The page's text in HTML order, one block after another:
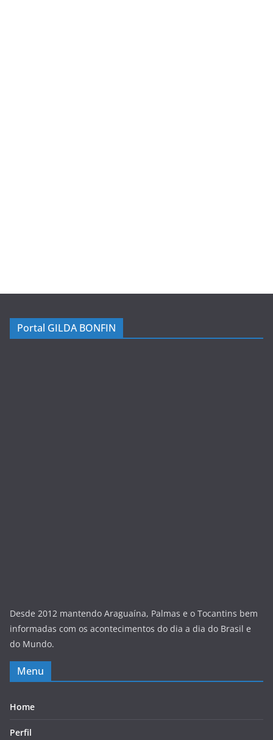
Portal GILDA BONFIN
Desde 2012 mantendo Araguaína, Palmas e o Tocantins bem
informadas com os acontecimentos do dia a dia do Brasil e
do Mundo.
Menu
Home
Perfil